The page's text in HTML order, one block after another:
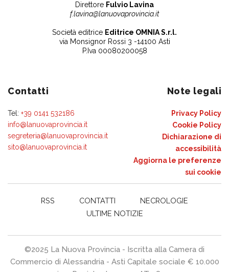
Direttore Fulvio Lavina
f.lavina@lanuovaprovincia.it
Società editrice Editrice OMNIA S.r.l.
via Monsignor Rossi 3 -14100 Asti
P.Iva 00080200058
Contatti
Tel: +39 0141 532186
info@lanuovaprovincia.it
segreteria@lanuovaprovincia.it
sito@lanuovaprovincia.it
Note legali
Privacy Policy
Cookie Policy
Dichiarazione di
accessibilità
Aggiorna le preferenze
sui cookie
RSS CONTATTI
NECROLOGIE
ULTIME NOTIZIE
©2025 La Nuova Provincia - Iscritta alla Camera di
Commercio di Alessandria - Asti Capitale sociale € 10.000